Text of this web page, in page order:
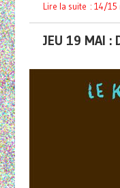
Lire la suite : 14/15
JEU 19 MAI :